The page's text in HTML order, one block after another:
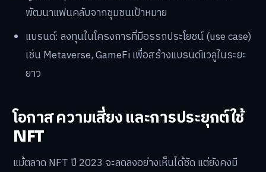
พัฒนาแฟนคลับจากชุมชนเป้าหมาย
แบรนด์: ลงทุนในโครงการที่มีอรรถประโยชน์ (use case)
เช่น Metaverse, GameFi เพื่อสร้างแบรนด์แวลูในระยะ
ยาว
โอกาส ความเสี่ยง และการประยุกต์ใช้
NFT
แม้ตลาด NFT ปี 2023 จะลดลงอย่างเห็นได้ชัด แต่ยังคงมี